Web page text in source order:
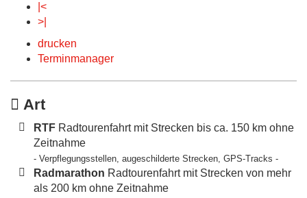
|<
>|
drucken
Terminmanager
Art
RTF Radtourenfahrt mit Strecken bis ca. 150 km ohne
Zeitnahme
- Verpflegungsstellen, augeschilderte Strecken, GPS-Tracks -
Radmarathon Radtourenfahrt mit Strecken von mehr
als 200 km ohne Zeitnahme